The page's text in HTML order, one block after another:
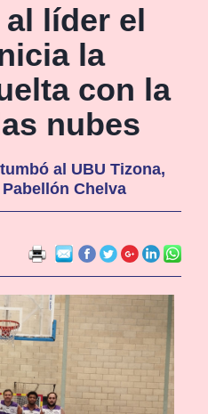
líder el
la
con la
nubes
al UBU Tizona,
Chelva